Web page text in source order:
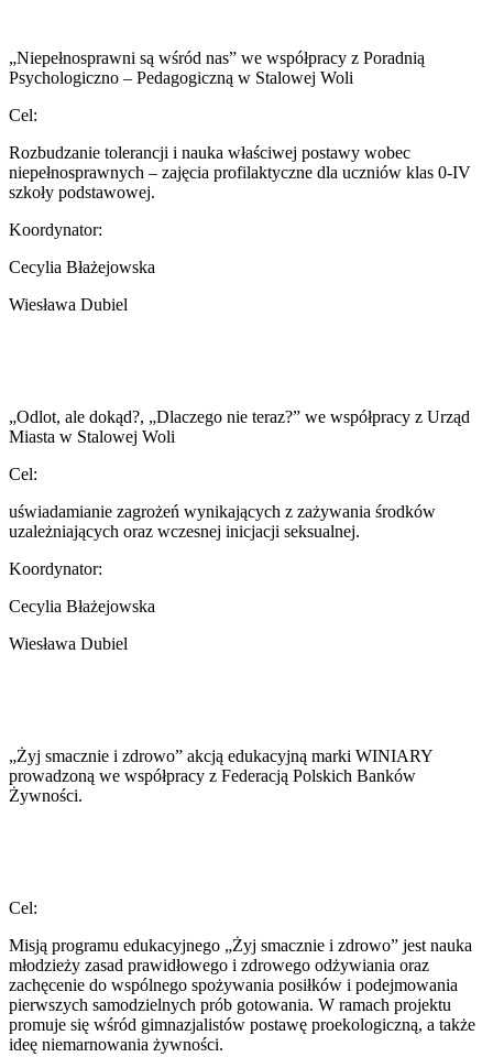
„Niepełnosprawni są wśród nas” we współpracy z Poradnią
Psychologiczno – Pedagogiczną w Stalowej Woli
Cel:
Rozbudzanie tolerancji i nauka właściwej postawy wobec
niepełnosprawnych – zajęcia profilaktyczne dla uczniów klas 0-IV
szkoły podstawowej.
Koordynator:
Cecylia Błażejowska
Wiesława Dubiel
„Odlot, ale dokąd?, „Dlaczego nie teraz?” we współpracy z Urząd
Miasta w Stalowej Woli
Cel:
uświadamianie zagrożeń wynikających z zażywania środków
uzależniających oraz wczesnej inicjacji seksualnej.
Koordynator:
Cecylia Błażejowska
Wiesława Dubiel
„Żyj smacznie i zdrowo” akcją edukacyjną marki WINIARY
prowadzoną we współpracy z Federacją Polskich Banków
Żywności.
Cel:
Misją programu edukacyjnego „Żyj smacznie i zdrowo” jest nauka
młodzieży zasad prawidłowego i zdrowego odżywiania oraz
zachęcenie do wspólnego spożywania posiłków i podejmowania
pierwszych samodzielnych prób gotowania. W ramach projektu
promuje się wśród gimnazjalistów postawę proekologiczną, a także
ideę niemarnowania żywności.